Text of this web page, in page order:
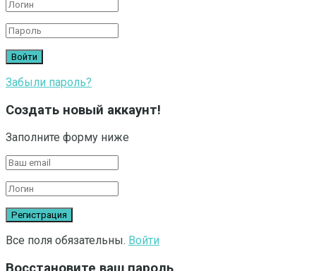
Забыли пароль?
Создать новый аккаунт!
Заполните форму ниже
Все поля обязательны. Войти